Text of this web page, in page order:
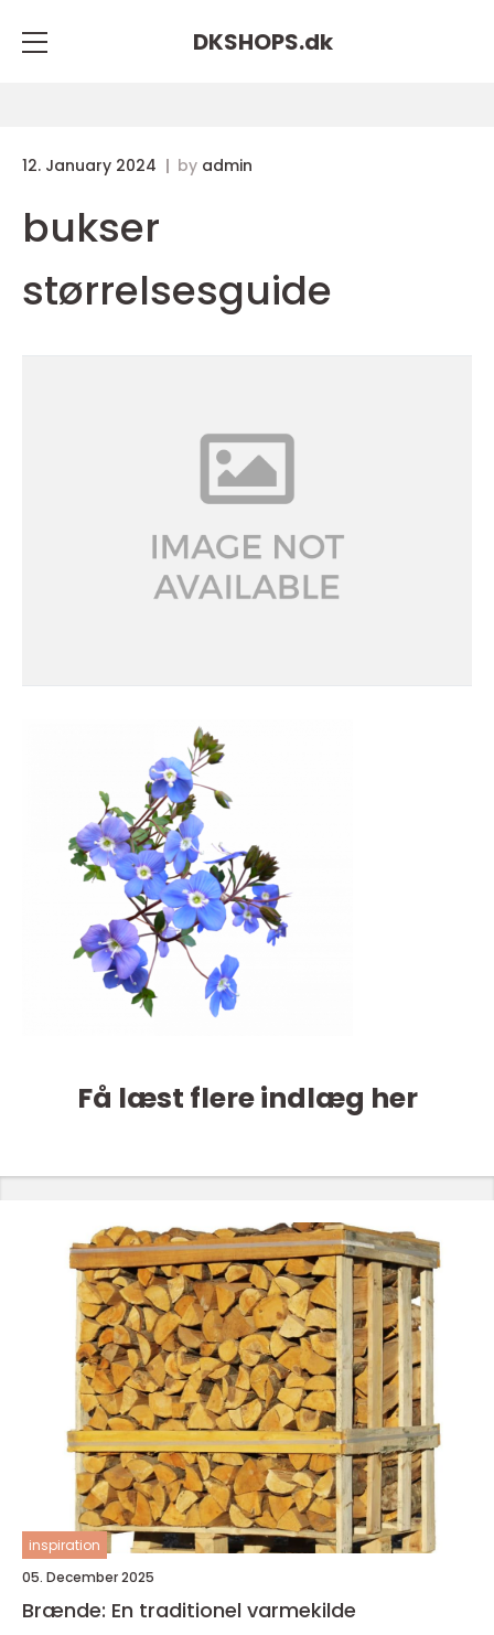
DKSHOPS.dk
12. January 2024 by admin
bukser
størrelsesguide
Få læst flere indlæg her
inspiration
05. December 2025
Brænde: En traditionel varmekilde